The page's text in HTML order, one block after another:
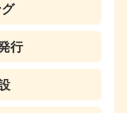
行